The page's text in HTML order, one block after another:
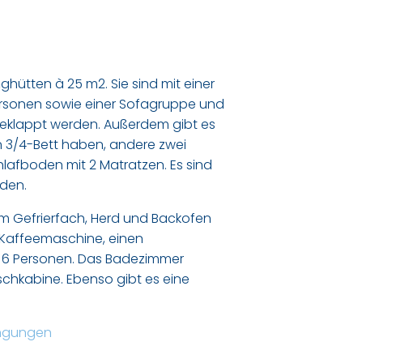
à 25 m2. Sie sind mit einer
sowie einer Sofagruppe und
werden. Außerdem gibt es
3/4-Bett haben, andere zwei
mit 2 Matratzen. Es sind
Gefrierfach, Herd und Backofen
einen
Personen. Das Badezimmer
Ebenso gibt es eine